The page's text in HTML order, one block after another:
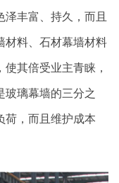
丰富、持久，而且
材料、石材幕墙材料
其倍受业主青睐，
玻璃幕墙的三分之
荷，而且维护成本